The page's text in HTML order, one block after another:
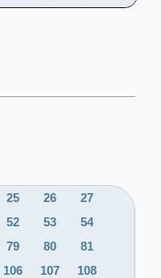
25 26
27
52 53
54
79 80
81
106 107
108